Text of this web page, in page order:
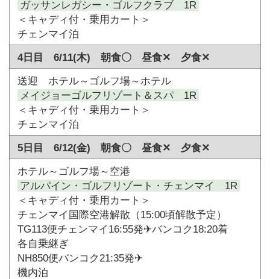
ガッサンレガシー・ゴルフクラブ 1R
＜キャディ付・乗用カート＞
チェンマイ泊
4日目 6/11(木) 朝食〇 昼食✕ 夕食✕
送迎 ホテル～ゴルフ場～ホテル
メイジョーゴルフリゾート＆スパ 1R
＜キャディ付・乗用カート＞
チェンマイ泊
5日目 6/12(金) 朝食〇 昼食✕ 夕食✕
ホテル～ゴルフ場～空港
アルパイン・ゴルフリゾート・チェンマイ 1R
＜キャディ付・乗用カート＞
チェンマイ国際空港解散（15:00頃解散予定）
TG113便チェンマイ16:55発✈バンコク18:20着
各自乗継ぎ
NH850便バンコク21:35発✈
機内泊